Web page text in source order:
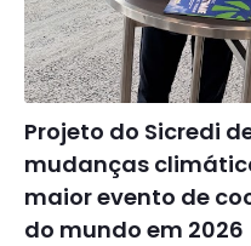
Projeto do Sicredi
mudanças
maior evento de
do mundo em 2026